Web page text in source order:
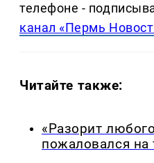
телефоне -
канал «Пермь
Читайте также:
«Разорит
пожаловался на